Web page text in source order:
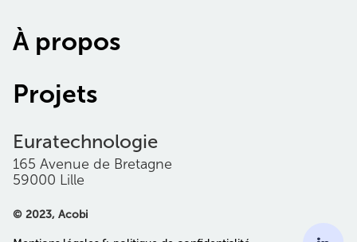
À propos
Projets
Euratechnologie
165 Avenue de Bretagne
59000 Lille
© 2023, Acobi